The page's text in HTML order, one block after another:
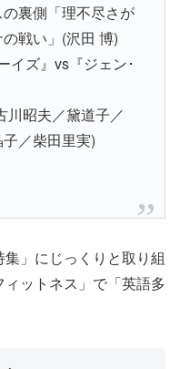
裏側「理不尽さが
戦い」(沢田 博)
イズ』vs『ジェン･
川昭夫／黛道子／
／柴田里実)
」にじっくりと取り組
ットネス」で「英語多